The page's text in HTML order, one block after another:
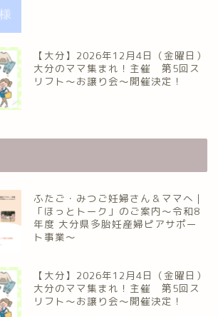
【大分】2026年12月4日（金曜日）
大分のママ集まれ！主催 第5回ス
リフト〜お譲り会〜開催決定！
ふたご・みつご妊婦さん＆ママへ｜
「ほっとトーク」のご案内～令和8
年度 大分県多胎妊産婦ピアサポー
ト事業～
【大分】2026年12月4日（金曜日）
大分のママ集まれ！主催 第5回ス
リフト〜お譲り会〜開催決定！